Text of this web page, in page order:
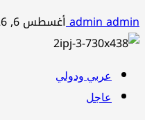
admin adminأغسطس 6, 2026
عربي ودولي
عاجل